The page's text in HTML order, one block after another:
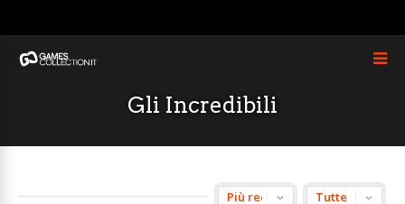
Gli Incredibili